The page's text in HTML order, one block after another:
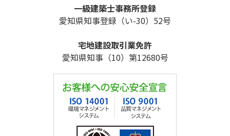
一級建築士事務所登録
愛知県知事登録（い-30）52号
宅地建設取引業免許
愛知県知事（10）第12680号